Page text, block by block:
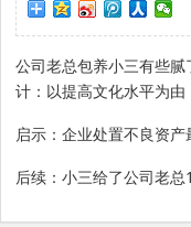
公司老总包养小三有些
计：以提高文化水平为由
启示：企业处置不良资
后续：小三给了公司老总